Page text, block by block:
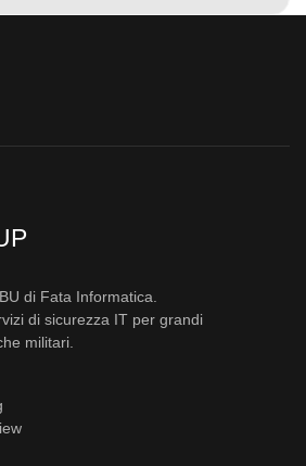
di Fata Informatica.
di sicurezza IT per grandi
militari.